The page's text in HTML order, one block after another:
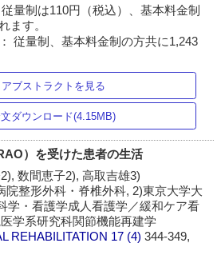
量制は110円（税込）、基本料金制
ます。
従量制、基本料金制の方共に1,243
アブストラクトを見る
ダウンロード(4.15MB)
）を受けた患者の生活
数間恵子2), 高取吉雄3)
院整形外科・脊椎外科, 2)東京大学大
学・看護学成人看護学／緩和ケア看
学系研究科関節機能再建学
REHABILITATION 17 (4)344-349,